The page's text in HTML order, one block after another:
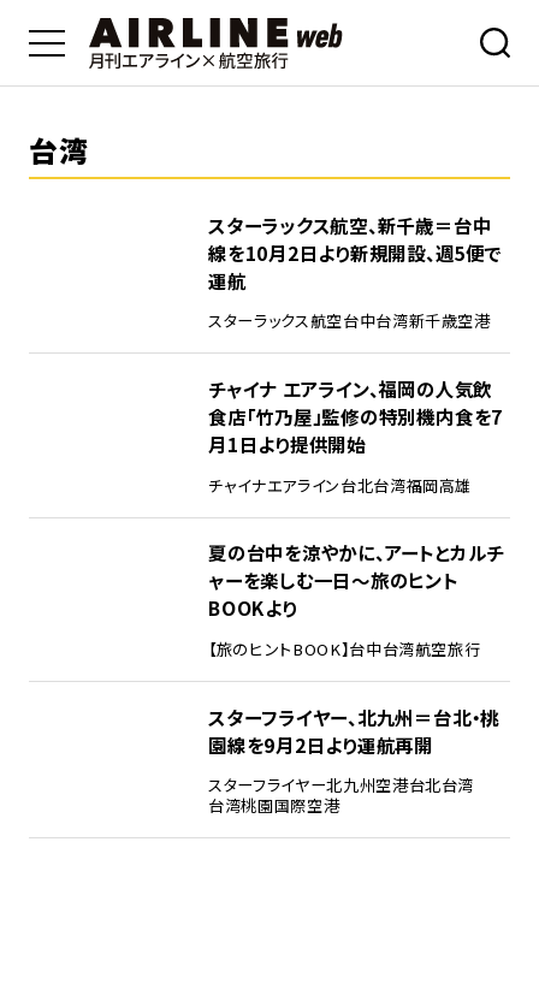
台湾
スターラックス航空、新千歳＝台中
線を10月2日より新規開設、週5便で
運航
スターラックス航空台中台湾新千歳空港
チャイナ エアライン、福岡の人気飲
食店「竹乃屋」監修の特別機内食を7
月1日より提供開始
チャイナエアライン台北台湾福岡高雄
夏の台中を涼やかに、アートとカルチ
ャーを楽しむ一日～旅のヒント
BOOKより
【旅のヒントBOOK】台中台湾航空旅行
スターフライヤー、北九州＝台北・桃
園線を9月2日より運航再開
スターフライヤー北九州空港台北台湾
台湾桃園国際空港